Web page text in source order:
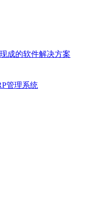
成的软件解决方案
管理系统